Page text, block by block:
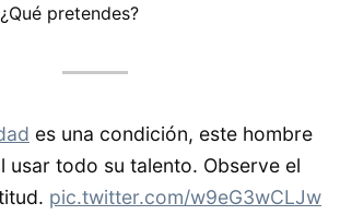
pretendes?
es una condición, este hombre
usar todo su talento. Observe el
pic.twitter.com/w9eG3wCLJw